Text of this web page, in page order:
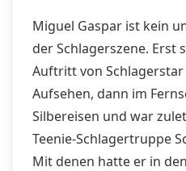
Miguel Gaspar ist kein
der Schlagerszene. Erst
Auftritt von
Aufsehen, dann im
Silbereisen und war
Teenie-Schlagertruppe
Mit denen hatte er in